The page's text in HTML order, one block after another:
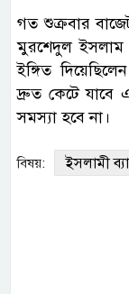
গত শুক্রবার
মুরশেদুল ইসলাম
ইঙ্গিত
দ্রুত কেটে
সমস্যা হবে না।
বিষয়: ইসলামী